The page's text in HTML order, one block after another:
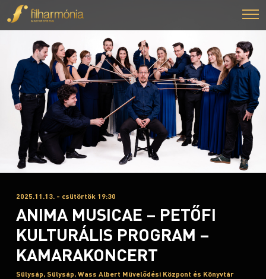
2025.11.13. - csütörtök 19:30
ANIMA MUSICAE – PETŐFI
KULTURÁLIS PROGRAM –
KAMARAKONCERT
Sülysáp, Sülysáp, Wass Albert Művelődési Központ és Könyvtár